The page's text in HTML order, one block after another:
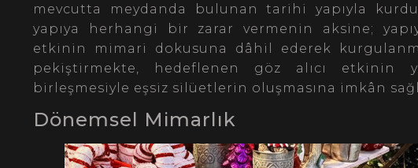
mevcutta meydanda bulunan tarihi yapıyla
yapıya herhangi bir zarar vermenin aksine;
etkinin mimari dokusuna dâhil ederek
pekiştirmekte, hedeflenen göz alıcı etkinin
birleşmesiyle eşsiz silüetlerin oluşmasına imkân
Dönemsel Mimarlık